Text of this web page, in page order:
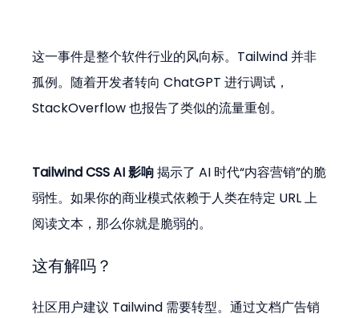
这一事件是整个软件行业的风向标。Tailwind 并非
孤例。随着开发者转向 ChatGPT 进行调试，
StackOverflow 也报告了类似的流量重创。
Tailwind CSS AI 影响 揭示了 AI 时代“内容营销”的脆
弱性。如果你的商业模式依赖于人类在特定 URL 上
阅读文本，那么你就是脆弱的。
这有解吗？
社区用户建议 Tailwind 需要转型。通过文档广告销